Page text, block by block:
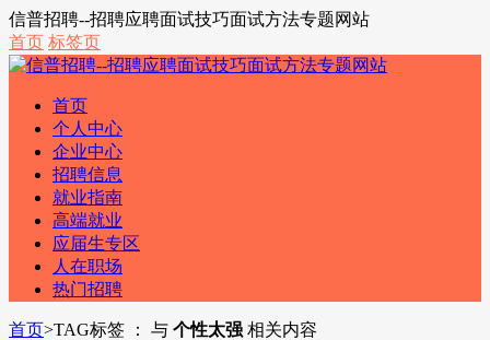
信普招聘--招聘应聘面试技巧面试方法专题网站
首页 标签页
首页
个人中心
企业中心
招聘信息
就业指南
高端就业
应届生专区
人在职场
热门招聘
首页>TAG标签 ： 与 个性太强 相关内容